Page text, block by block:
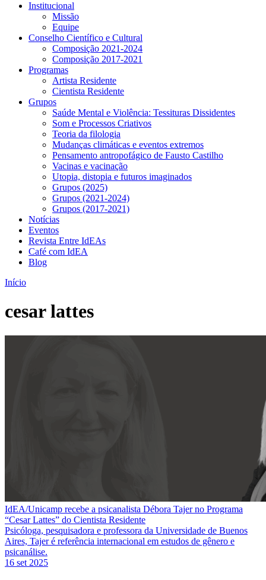
Institucional
Missão
Equipe
Conselho Científico e Cultural
Composição 2021-2024
Composição 2017-2021
Programas
Artista Residente
Cientista Residente
Grupos
Saúde Mental e Violência: Tessituras Dissidentes
Som e Processos Criativos
Teoria da filologia
Mudanças climáticas e eventos extremos
Pensamento antropofágico de Fausto Castilho
Vacinas e vacinação
Utopia, distopia e futuros imaginados
Grupos (2025)
Grupos (2021-2024)
Grupos (2017-2021)
Notícias
Eventos
Revista Entre IdEAs
Café com IdEA
Blog
Início
cesar lattes
IdEA/Unicamp recebe a psicanalista Débora Tajer no Programa
“Cesar Lattes” do Cientista Residente
Psicóloga, pesquisadora e professora da Universidade de Buenos
Aires, Tajer é referência internacional em estudos de gênero e
psicanálise.
16 set 2025